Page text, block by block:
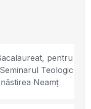
pentru
Teologic
Neamț